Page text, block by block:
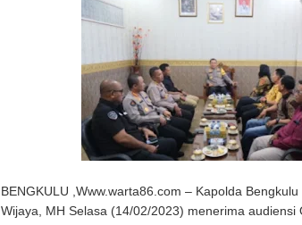
BENGKULU ,Www.warta86.com – Kapolda
Wijaya, MH Selasa (14/02/2023) menerima audiensi